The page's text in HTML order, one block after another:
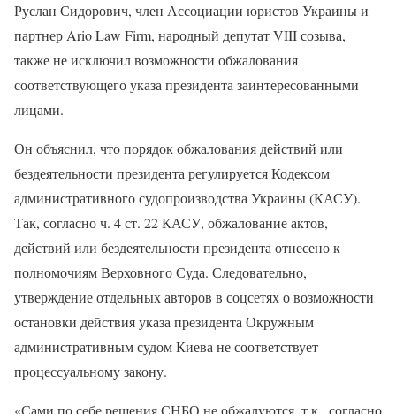
Руслан Сидорович, член Ассоциации юристов Украины и
партнер Ario Law Firm, народный депутат VIII созыва,
также не исключил возможности обжалования
соответствующего указа президента заинтересованными
лицами.
Он объяснил, что порядок обжалования действий или
бездеятельности президента регулируется Кодексом
административного судопроизводства Украины (КАСУ).
Так, согласно ч. 4 ст. 22 КАСУ, обжалование актов,
действий или бездеятельности президента отнесено к
полномочиям Верховного Суда. Следовательно,
утверждение отдельных авторов в соцсетях о возможности
остановки действия указа президента Окружным
административным судом Киева не соответствует
процессуальному закону.
«Сами по себе решения СНБО не обжалуются, т.к., согласно